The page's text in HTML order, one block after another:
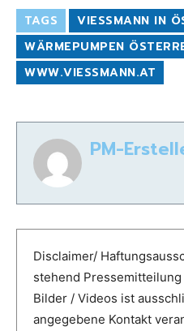
TAGS
VIESSMANN IN
WÄRMEPUMPEN
WWW.VIESSMANN.AT
PM-
Disclaimer/
stehend
Bilder / Videos ist
angegebene Kontakt